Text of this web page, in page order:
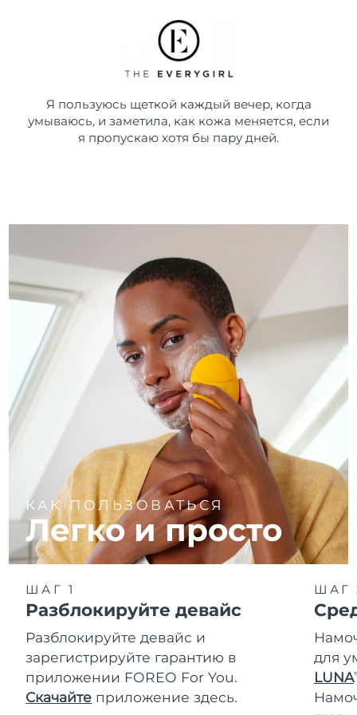
Я пользуюсь щеткой каждый вечер, когда
умываюсь, и заметила, как кожа меняется, если
я пропускаю хотя бы пару дней.
КАК ПОЛЬЗОВАТЬСЯ
Легко и просто
ШАГ 1
Разблокируйте девайс
Разблокируйте девайс и
зарегистрируйте гарантию в
приложении FOREO For You.
Скачайте приложение здесь.
ШАГ
для
LUNA